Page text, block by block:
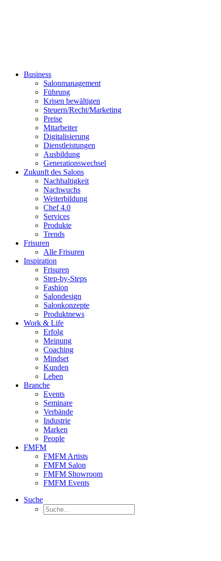
Business
Salonmanagement
Führung
Krisen bewältigen
Steuern/Recht/Marketing
Preise
Mitarbeiter
Digitalisierung
Dienstleistungen
Ausbildung
Generationswechsel
Zukunft des Salons
Nachhaltigkeit
Nachwuchs
Weiterbildung
Chef 4.0
Services
Produkte
Trends
Frisuren
Alle Frisuren
Inspiration
Frisuren
Step-by-Steps
Fashion
Salondesign
Salonkonzepte
Produktnews
Work & Life
Erfolg
Meinung
Coaching
Mindset
Kunden
Leben
Branche
Events
Seminare
Verbände
Industrie
Marken
People
FMFM
FMFM Artists
FMFM Salon
FMFM Showroom
FMFM Events
Suche